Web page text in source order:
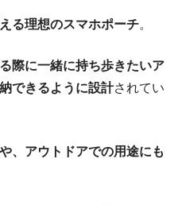
る理想のスマホポーチ。
際に一緒に持ち歩きたいア
できるように設計されてい
、アウトドアでの用途にも